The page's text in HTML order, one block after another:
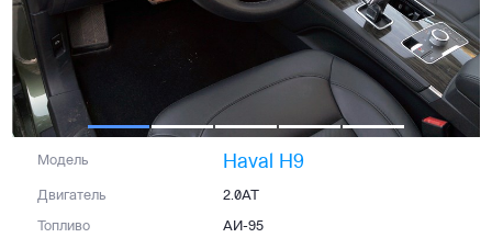
Модель Haval H9
Двигатель 2.0AT
Топливо АИ-95